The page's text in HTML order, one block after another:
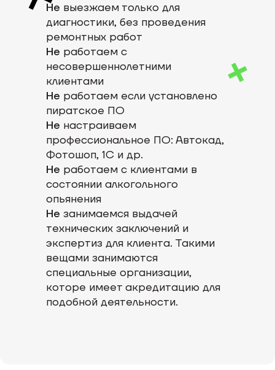
Не выезжаем только для
диагностики, без проведения
ремонтных работ
Не работаем с
несовершеннолетними
клиентами
Не работаем если установлено
пиратское ПО
Не настраиваем
профессиональное ПО: Автокад,
Фотошоп, 1С и др.
Не работаем с клиентами в
состоянии алкогольного
опьянения
Не занимаемся выдачей
технических заключений и
экспертиз для клиента. Такими
вещами занимаются
специальные организации,
которе имеет акредитацию для
подобной деятельности.